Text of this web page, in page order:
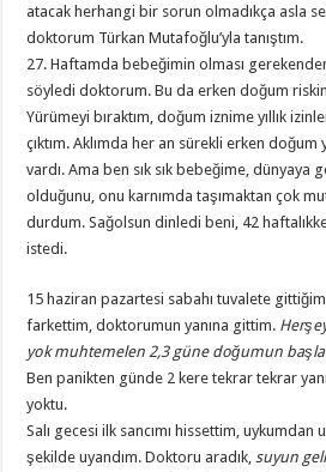
atacak herhangi bir sorun olmadıkça asla
doktorum Türkan Mutafoğlu’yla tanıştım.
27. Haftamda bebeğimin olması
söyledi doktorum. Bu da erken doğum
Yürümeyi bıraktım, doğum iznime yıllık
çıktım. Aklımda her an sürekli erken
vardı. Ama ben sık sık bebeğime, dünyaya
olduğunu, onu karnımda taşımaktan çok
durdum. Sağolsun dinledi beni, 42
istedi.
15 haziran pazartesi sabahı tuvalete
farkettim, doktorumun yanına gittim.
yok muhtemelen 2,3 güne doğumun
Ben panikten günde 2 kere tekrar tekrar
yoktu.
Salı gecesi ilk sancımı hissettim, uykumdan
şekilde uyandım. Doktoru aradık, suyun